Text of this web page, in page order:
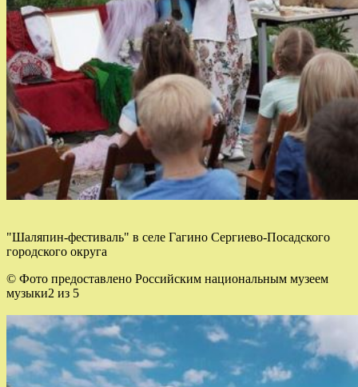
"Шаляпин-фестиваль" в селе Гагино Сергиево-Посадского
городского округа
© Фото предоставлено Российским национальным музеем
музыки2 из 5